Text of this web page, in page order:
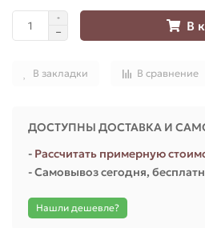
В
В закладки В сравнение
ДОСТУПНЫ ДОСТАВКА И
- Рассчитать примерную
- Самовывоз сегодня,
Нашли дешевле?